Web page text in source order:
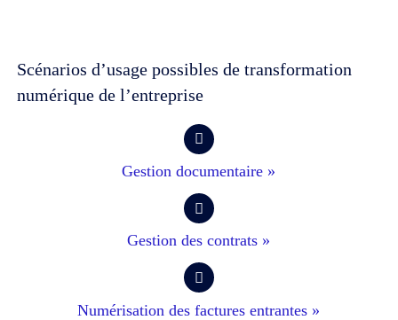
Scénarios d’usage possibles de transformation
numérique de l’entreprise
Gestion documentaire »
Gestion des contrats »
Numérisation des factures entrantes »